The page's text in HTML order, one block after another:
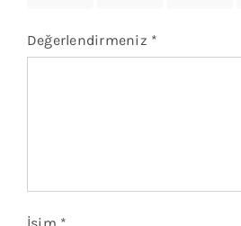
Değerlendirmeniz *